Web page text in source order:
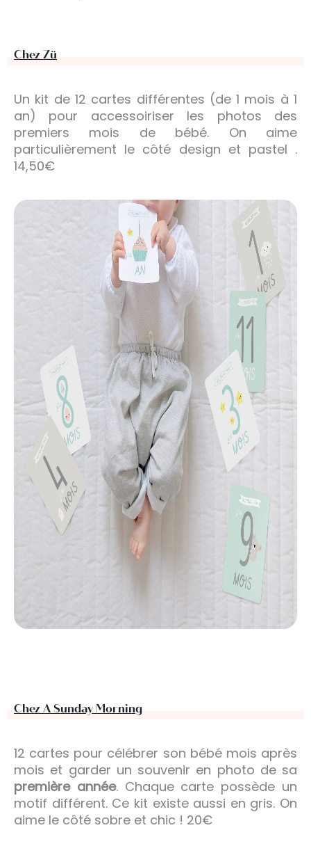
Chez Zü
Un kit de 12 cartes différentes (de 1 mois à 1
an) pour accessoiriser les photos des
premiers mois de bébé. On aime
particulièrement le côté design et pastel .
14,50€
Chez A Sunday Morning
12 cartes pour célébrer son bébé mois après
mois et garder un souvenir en photo de sa
première année. Chaque carte possède un
motif différent. Ce kit existe aussi en gris. On
aime le côté sobre et chic ! 20€